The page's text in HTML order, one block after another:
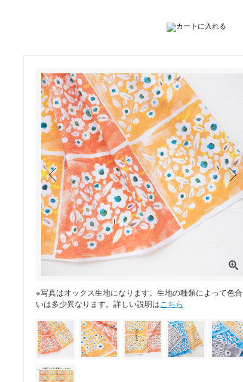
※写真はオックス生地になります。生地の種類によって色合
いは多少異なります。詳しい説明はこちら